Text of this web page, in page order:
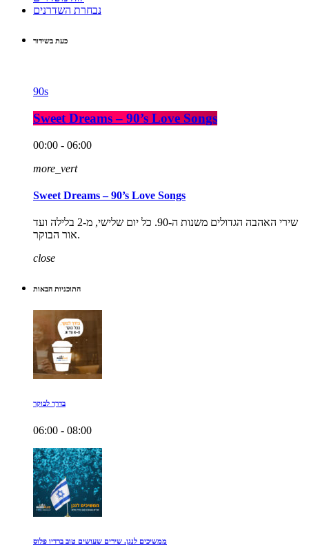
נבחרת השדרנים
כעת בשידור
90s
Sweet Dreams – 90’s Love Songs
00:00 - 06:00
more_vert
Sweet Dreams – 90’s Love Songs
שירי האהבה הגדולים משנות ה-90. כל יום שלישי, מ-2 בלילה ועד
אור הבוקר.
close
התוכניות הבאות
בדרך לבוקר
06:00 - 08:00
ממשיכים לנגן. שירים שעושים טוב ברדיו פלוס